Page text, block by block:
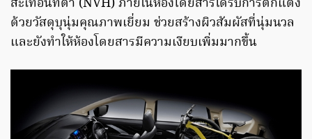
ด้วยวัสดุบุนุ่มคุณภาพเยี่ยม ช่วยสร้างผิวสัมผัสที่นุ่มนวล
และยังทำให้ห้องโดยสารมีความเงียบเพิ่มมากขึ้น